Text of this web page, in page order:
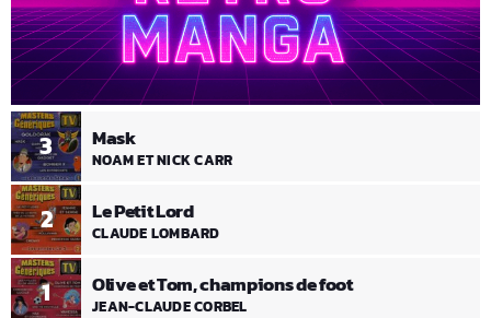
1 Olive et Tom, champions de foot
JEAN-CLAUDE CORBEL
2 Le Petit Lord
CLAUDE LOMBARD
3 Mask
NOAM ET NICK CARR